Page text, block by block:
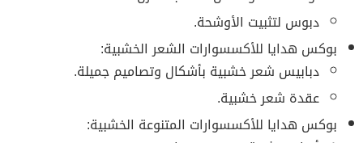
دبوس لتثبيت الأوشحة.
بوكس هدايا للأكسسوارات الشعر الخشبية:
دبابيس شعر خشبية بأشكال وتصاميم جميلة.
عقدة شعر خشبية.
بوكس هدايا للأكسسوارات المتنوعة الخشبية: